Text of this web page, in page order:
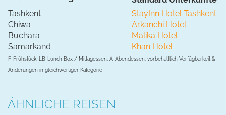
Tashkent
StayInn Hotel Tashkent
Chiwa
Arkanchi Hotel
Buchara
Malika Hotel
Samarkand
Khan Hotel
F=Frühstück, LB=Lunch Box / Mittagessen, A=Abendessen; vorbehaltlich Verfügbarkeit &
Änderungen in gleichwertiger Kategorie
ÄHNLICHE REISEN